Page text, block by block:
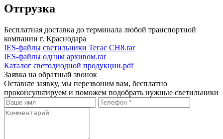
Отгрузка
Бесплатная доставка до терминала любой транспортной
компании г. Краснодара
IES-файлы светильники Тегас СН8.rar
IES-файлы одним архивом.rar
Каталог светодиодной продукции.pdf
Заявка на обратный звонок
Оставьте заявку, мы перезвоним вам, бесплатно
проконсультируем и поможем подобрать нужные светильники